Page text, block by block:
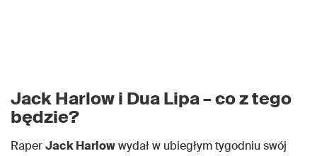
Jack Harlow i Dua Lipa – co z tego
będzie?
RaperJack Harlowwydał w ubiegłym tygodniu swój